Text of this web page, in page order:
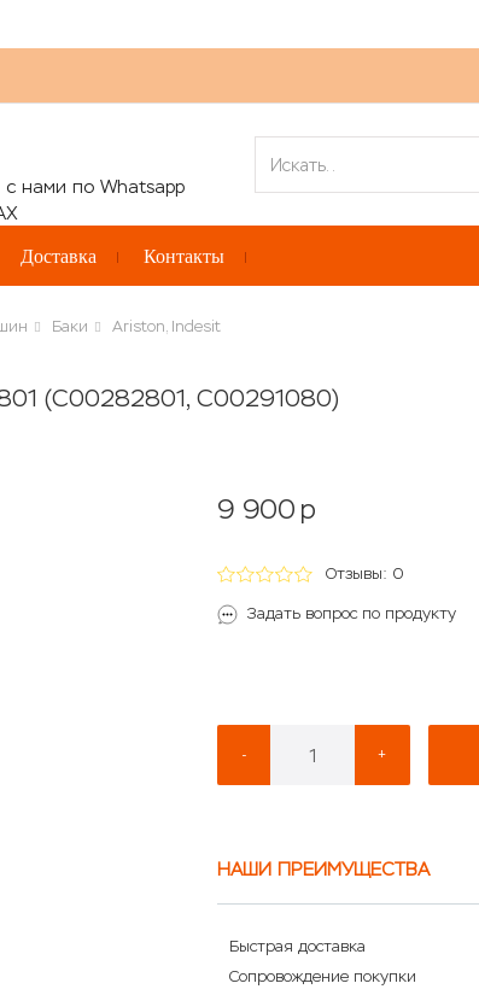
Доставка Контакты
Баки Ariston, Indesit
(C00282801, C00291080)
9 900 p
Отзывы: 0
Задать вопрос по продукту
- +
НАШИ ПРЕИМУЩЕСТВА
Быстрая доставка
Сопровождение покупки